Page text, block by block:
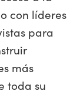
con líderes
para
más
toda su